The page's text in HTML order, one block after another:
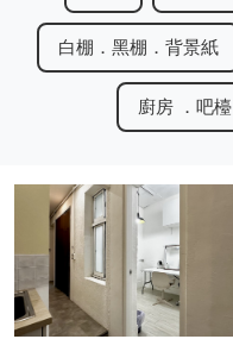
白棚．黑棚．背景紙
廚房 ．吧檯